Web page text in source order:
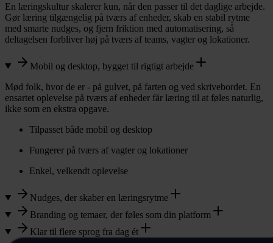
En læringskultur skalerer kun, når den passer til det daglige arbejde.
Gør læring tilgængelig på tværs af enheder, skab en stabil rytme
med smarte nudges, og fjern friktion med automatisering, så
deltagelsen forbliver høj på tværs af teams, vagter og lokationer.
Mobil og desktop, bygget til rigtigt arbejde
Mød folk, hvor de er - på gulvet, på farten og ved skrivebordet. En
ensartet oplevelse på tværs af enheder får læring til at føles naturlig,
ikke som en ekstra opgave.
Tilpasset både mobil og desktop
Fungerer på tværs af vagter og lokationer
Enkel, velkendt oplevelse
Nudges, der skaber en læringsrytme
Branding og temaer, der føles som din platform
Klar til flere sprog fra dag ét